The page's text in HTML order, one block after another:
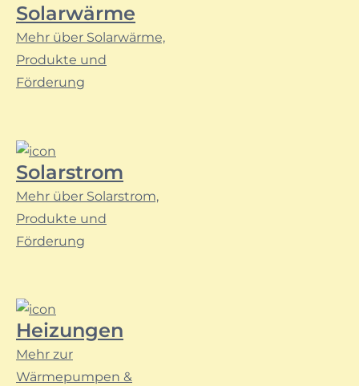
Solarwärme
Mehr über Solarwärme,
Produkte und
Förderung
Solarstrom
Mehr über Solarstrom,
Produkte und
Förderung
Heizungen
Mehr zur
Wärmepumpen &